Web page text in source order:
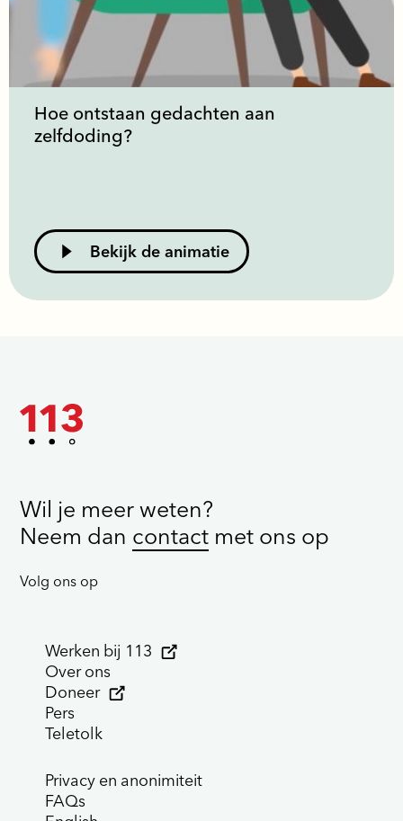
Hoe ontstaan gedachten aan
zelfdoding?
Bekijk de animatie
Wil je meer weten?
Neem dan contact met ons op
Volg ons op
Werken bij 113
Over ons
Doneer
Pers
Teletolk
Privacy en anonimiteit
FAQs